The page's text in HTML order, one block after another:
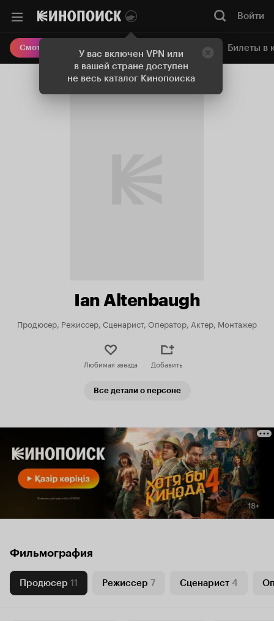
У вас включен VPN или
в вашей стране доступен
не весь каталог Кинопоиска
Войти
Смотреть кино Онлайн-кинотеатр Билеты в
Ian Altenbaugh
Продюсер, Режиссер, Сценарист, Оператор, Актер, Монтажер
Любимая звезда Добавить
Все детали о персоне
Фильмография
Продюсер 11 Режиссер 7 Сценарист 4